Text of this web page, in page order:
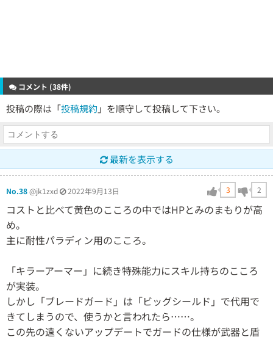
コメント (38件)
投稿の際は「投稿規約 」を順守して投稿して下さい。
最新を表示する
No.38@jk1zxd 2022年9月13日 3 2
コストと比べて黄色のこころの中ではHPとみのまもりが高
め。
主に耐性パラディン用のこころ。
「キラーアーマー」に続き特殊能力にスキル持ちのこころ
が実装。
しかし「ブレードガード」は「ビッグシールド」で代用で
きてしまうので、使うかと言われたら……。
この先の遠くないアップデートでガードの仕様が武器と盾